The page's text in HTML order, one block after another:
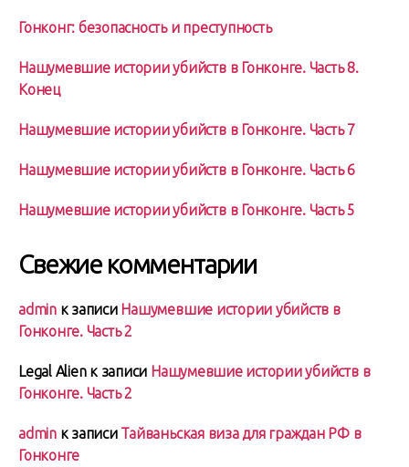
Гонконг: безопасность и преступность
Нашумевшие истории убийств в Гонконге. Часть 8.
Конец
Нашумевшие истории убийств в Гонконге. Часть 7
Нашумевшие истории убийств в Гонконге. Часть 6
Нашумевшие истории убийств в Гонконге. Часть 5
Свежие комментарии
adminк записи Нашумевшие истории убийств в
Гонконге. Часть 2
Legal Alienк записи Нашумевшие истории убийств в
Гонконге. Часть 2
adminк записи Тайваньская виза для граждан РФ в
Гонконге